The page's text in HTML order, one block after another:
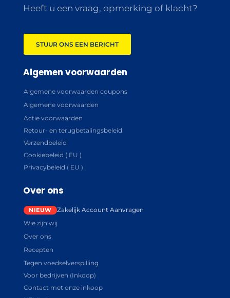
Heeft u een vraag, opmerking of klacht?
STUUR ONS EEN BERICHT
Algemen voorwaarden
Algemene voorwaarden coupons
Algemene voorwaarden
Actie voorwaarden
Retour- en terugbetalingsbeleid
Verzendbeleid
Cookiebeleid ( EU )
Privacybeleid ( EU )
Over ons
Zakelijk Account Aanvragen
Wie zijn wij
Over ons
Recepten
Tegen voedselverspilling
Voor bedrijven (Inkoop)
Contact met onze inkoop